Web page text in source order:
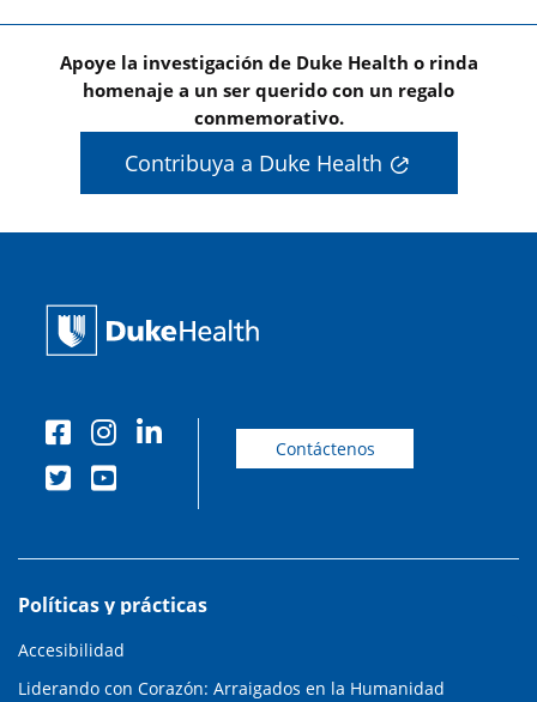
Apoye la investigación de Duke Health o rinda
homenaje a un ser querido con un regalo
conmemorativo.
Contribuya a Duke Health
Contáctenos
Políticas y prácticas
Accesibilidad
Liderando con Corazón: Arraigados en la Humanidad